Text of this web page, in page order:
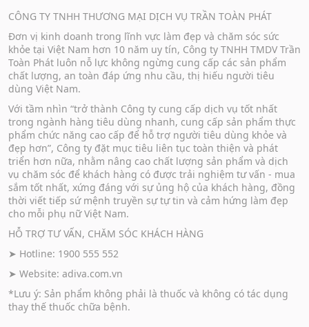
CÔNG TY TNHH THƯƠNG MẠI DỊCH VỤ TRẦN TOÀN PHÁT
Đơn vị kinh doanh trong lĩnh vực làm đẹp và chăm sóc sức
khỏe tại Việt Nam hơn 10 năm uy tín, Công ty TNHH TMDV Trần
Toàn Phát luôn nỗ lực không ngừng cung cấp các sản phẩm
chất lượng, an toàn đáp ứng nhu cầu, thị hiếu người tiêu
dùng Việt Nam.
Với tầm nhìn “trở thành Công ty cung cấp dịch vụ tốt nhất
trong ngành hàng tiêu dùng nhanh, cung cấp sản phẩm thực
phẩm chức năng cao cấp để hỗ trợ người tiêu dùng khỏe và
đẹp hơn”, Công ty đặt mục tiêu liên tục toàn thiện và phát
triển hơn nữa, nhằm nâng cao chất lượng sản phẩm và dịch
vụ chăm sóc để khách hàng có được trải nghiệm tư vấn - mua
sắm tốt nhất, xứng đáng với sự ủng hộ của khách hàng, đồng
thời viết tiếp sứ mệnh truyền sự tự tin và cảm hứng làm đẹp
cho mỗi phụ nữ Việt Nam.
HỖ TRỢ TƯ VẤN, CHĂM SÓC KHÁCH HÀNG
➤ Hotline: 1900 555 552
➤ Website: adiva.com.vn
*Lưu ý: Sản phẩm không phải là thuốc và không có tác dụng
thay thế thuốc chữa bệnh.